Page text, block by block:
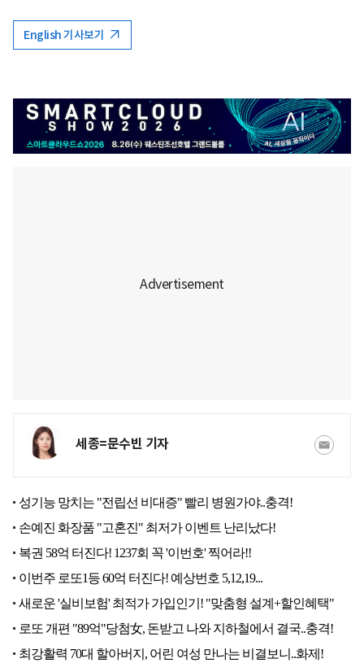
English 기사보기
세종=문수빈 기자